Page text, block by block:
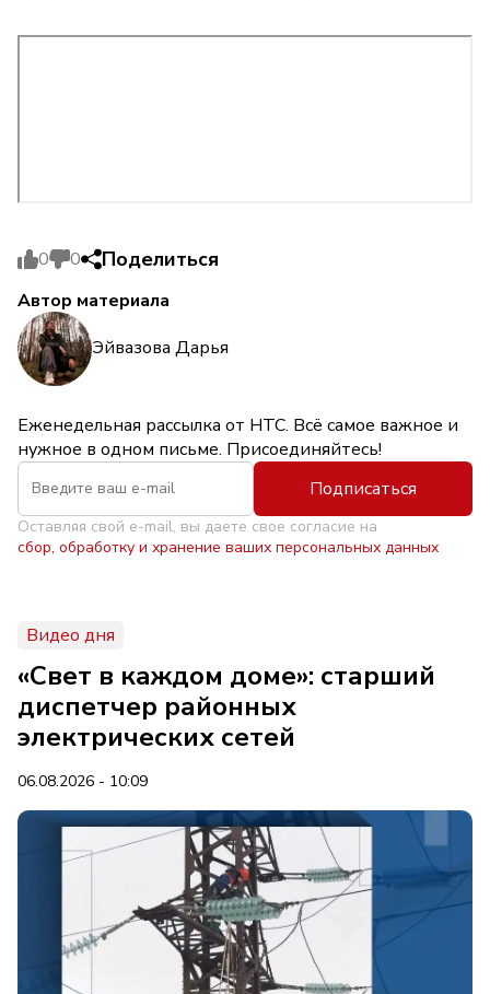
0 0 Поделиться
Автор материала
Эйвазова Дарья
Еженедельная рассылка от НТС. Всё самое важное и
нужное в одном письме. Присоединяйтесь!
Подписаться
Оставляя свой e-mail, вы даете свое согласие на
сбор, обработку и хранение ваших персональных данных
Видео дня
«Свет в каждом доме»: старший
диспетчер районных
электрических сетей
06.08.2026 - 10:09